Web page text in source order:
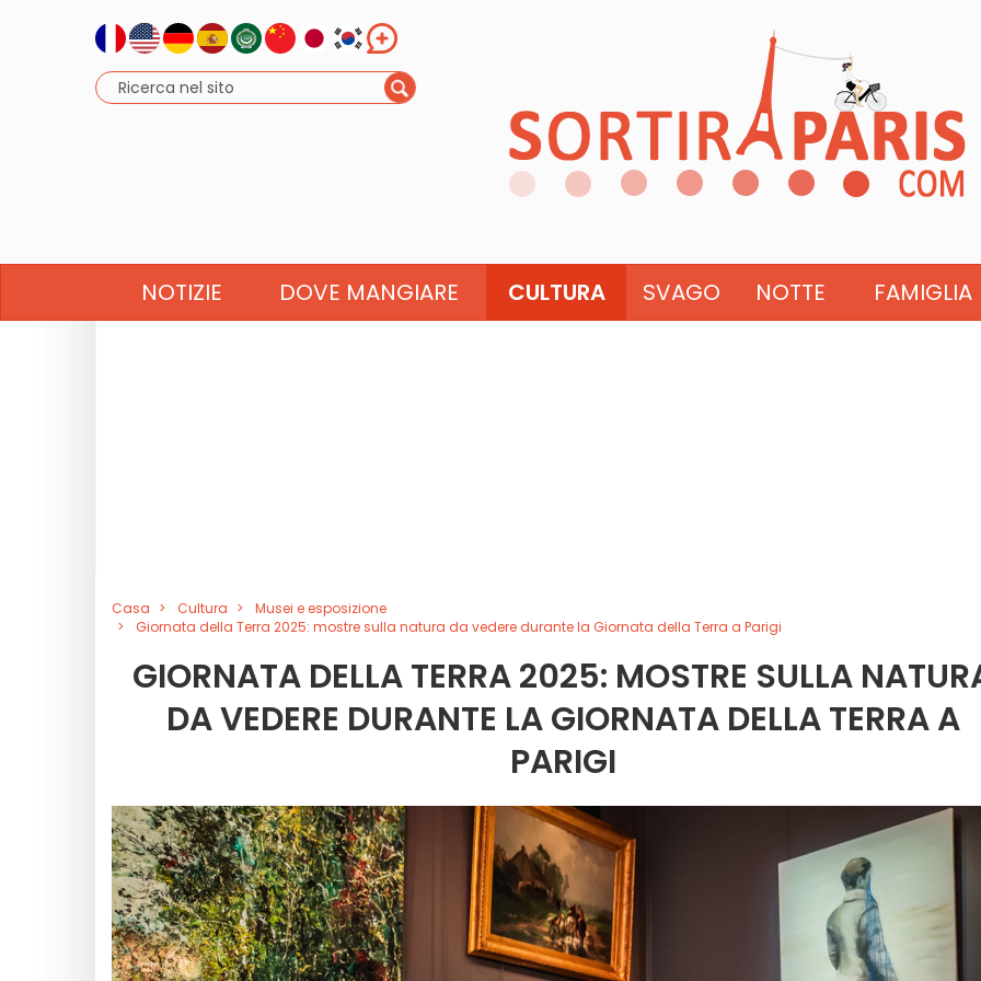
NOTIZIE DOVE MANGIARE CULTURA SVAGO NOTTE FAMIGLIA
Casa Cultura
Musei e esposizione
Giornata della Terra 2025: mostre sulla natura da vedere durante la Giornata della Terra a Parigi
GIORNATA DELLA TERRA 2025: MOSTRE SULLA
DA VEDERE DURANTE LA GIORNATA DELLA TERRA A
PARIGI